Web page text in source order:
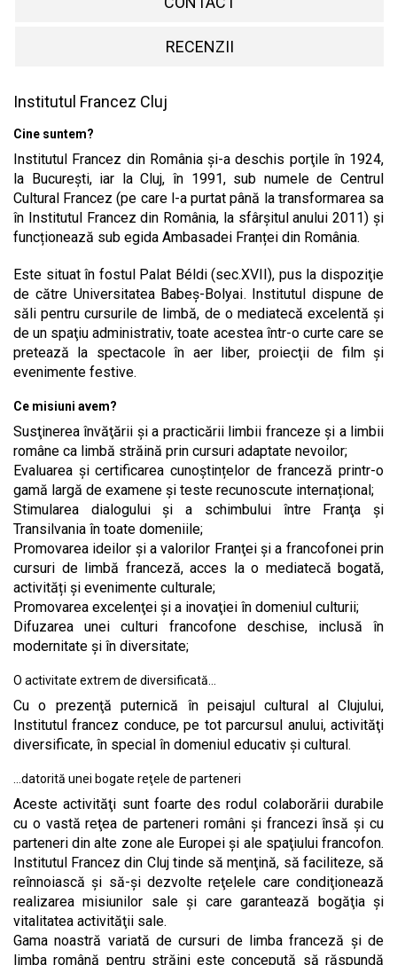
RECENZII
Institutul Francez Cluj
Cine suntem?
Institutul Francez din România şi-a deschis porţile în 1924,
la București, iar la Cluj, în 1991, sub numele de Centrul
Cultural Francez (pe care l-a purtat până la transformarea sa
în Institutul Francez din România, la sfârşitul anului 2011) și
funcționează sub egida Ambasadei Franței din România.
Este situat în fostul Palat Béldi (sec.XVII), pus la dispoziţie
de către Universitatea Babeş-Bolyai. Institutul dispune de
săli pentru cursurile de limbă, de o mediatecă excelentă şi
de un spaţiu administrativ, toate acestea într-o curte care se
pretează la spectacole în aer liber, proiecţii de film şi
evenimente festive.
Ce misiuni avem?
Susţinerea învăţării şi a practicării limbii franceze și a limbii
române ca limbă străină prin cursuri adaptate nevoilor;
Evaluarea și certificarea cunoștințelor de franceză printr-o
gamă largă de examene și teste recunoscute internațional;
Stimularea dialogului şi a schimbului între Franţa şi
Transilvania în toate domeniile;
Promovarea ideilor şi a valorilor Franţei şi a francofonei prin
cursuri de limbă franceză, acces la o mediatecă bogată,
activități și evenimente culturale;
Promovarea excelenţei şi a inovaţiei în domeniul culturii;
Difuzarea unei culturi francofone deschise, inclusă în
modernitate şi în diversitate;
O activitate extrem de diversificată…
Cu o prezenţă puternică în peisajul cultural al Clujului,
Institutul francez conduce, pe tot parcursul anului, activităţi
diversificate, în special în domeniul educativ şi cultural.
…datorită unei bogate reţele de parteneri
Aceste activităţi sunt foarte des rodul colaborării durabile
cu o vastă reţea de parteneri români şi francezi însă şi cu
parteneri din alte zone ale Europei şi ale spaţiului francofon.
Institutul Francez din Cluj tinde să menţină, să faciliteze, să
reînnoiască şi să-şi dezvolte reţelele care condiţionează
realizarea misiunilor sale și care garantează bogăţia şi
vitalitatea activităţii sale.
Gama noastră variată de cursuri de limba franceză și de
limba română pentru străini este concepută să răspundă